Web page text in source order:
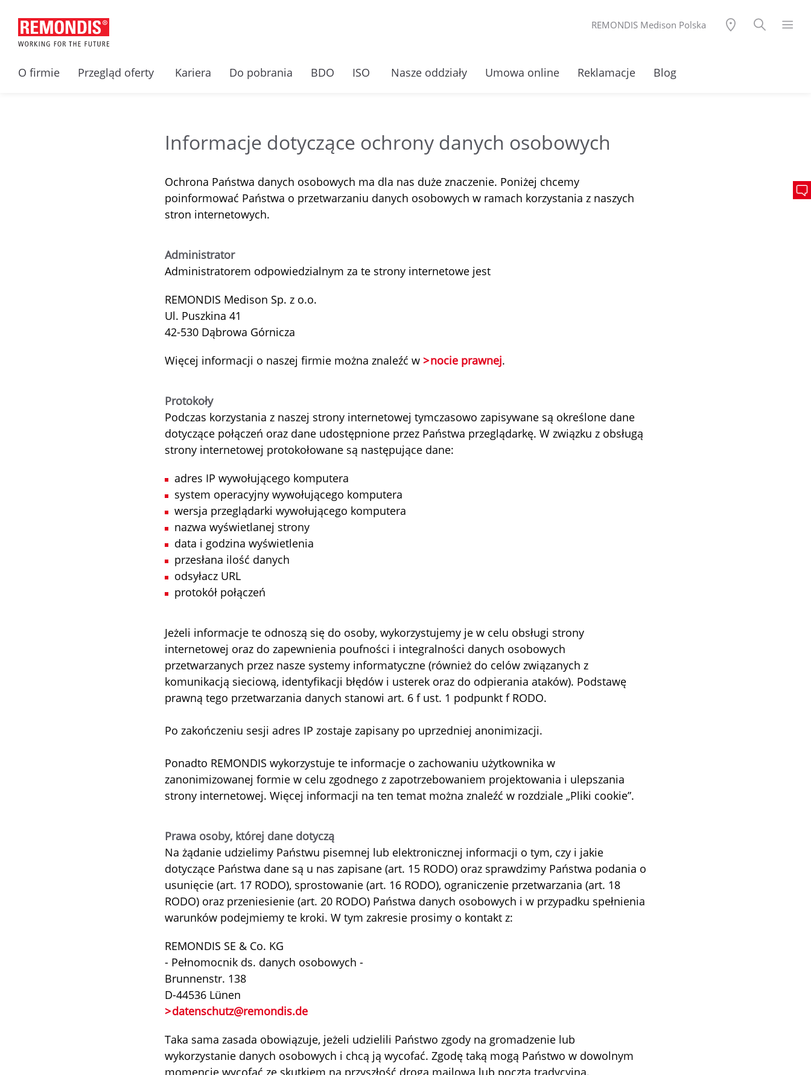
REMONDIS Medison Polska
O firmie Przegląd oferty Kariera Do pobrania BDO ISO Nasze oddziały Umowa online Reklamacje Blog
Informacje dotyczące ochrony danych osobowych
Ochrona Państwa danych osobowych ma dla nas duże znaczenie. Poniżej chcemy
poinformować Państwa o przetwarzaniu danych osobowych w ramach korzystania z naszych
stron internetowych.
Administrator
Administratorem odpowiedzialnym za te strony internetowe jest
REMONDIS Medison Sp. z o.o.
Ul. Puszkina 41
42-530 Dąbrowa Górnicza
Więcej informacji o naszej firmie można znaleźć w
nocie prawnej.
Protokoły
Podczas korzystania z naszej strony internetowej tymczasowo zapisywane są określone dane
dotyczące połączeń oraz dane udostępnione przez Państwa przeglądarkę. W związku z obsługą
strony internetowej protokołowane są następujące dane:
adres IP wywołującego komputera
system operacyjny wywołującego komputera
wersja przeglądarki wywołującego komputera
nazwa wyświetlanej strony
data i godzina wyświetlenia
przesłana ilość danych
odsyłacz URL
protokół połączeń
Jeżeli informacje te odnoszą się do osoby, wykorzystujemy je w celu obsługi strony
internetowej oraz do zapewnienia poufności i integralności danych osobowych
przetwarzanych przez nasze systemy informatyczne (również do celów związanych z
komunikacją sieciową, identyfikacji błędów i usterek oraz do odpierania ataków). Podstawę
prawną tego przetwarzania danych stanowi art. 6 f ust. 1 podpunkt f RODO.
Po zakończeniu sesji adres IP zostaje zapisany po uprzedniej anonimizacji.
Ponadto REMONDIS wykorzystuje te informacje o zachowaniu użytkownika w
zanonimizowanej formie w celu zgodnego z zapotrzebowaniem projektowania i ulepszania
strony internetowej. Więcej informacji na ten temat można znaleźć w rozdziale „Pliki cookie”.
Prawa osoby, której dane dotyczą
Na żądanie udzielimy Państwu pisemnej lub elektronicznej informacji o tym, czy i jakie
dotyczące Państwa dane są u nas zapisane (art. 15 RODO) oraz sprawdzimy Państwa podania o
usunięcie (art. 17 RODO), sprostowanie (art. 16 RODO), ograniczenie przetwarzania (art. 18
RODO) oraz przeniesienie (art. 20 RODO) Państwa danych osobowych i w przypadku spełnienia
warunków podejmiemy te kroki. W tym zakresie prosimy o kontakt z:
REMONDIS SE & Co. KG
- Pełnomocnik ds. danych osobowych -
Brunnenstr. 138
D-44536 Lünen
datenschutz@remondis.de
Taka sama zasada obowiązuje, jeżeli udzielili Państwo zgody na gromadzenie lub
wykorzystanie danych osobowych i chcą ją wycofać. Zgodę taką mogą Państwo w dowolnym
momencie wycofać ze skutkiem na przyszłość drogą mailową lub pocztą tradycyjną.